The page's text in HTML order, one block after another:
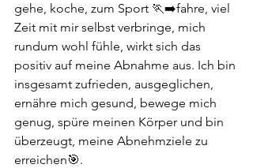
gehe, koche, zum Sport 🏃‍➡️fahre, viel
Zeit mit mir selbst verbringe, mich
rundum wohl fühle, wirkt sich das
positiv auf meine Abnahme aus. Ich bin
insgesamt zufrieden, ausgeglichen,
ernähre mich gesund, bewege mich
genug, spüre meinen Körper und bin
überzeugt, meine Abnehmziele zu
erreichen🎯.